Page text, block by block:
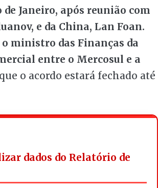
Janeiro, após reunião com
e da China, Lan Foan.
ministro das Finanças da
entre o Mercosul e a
o acordo estará fechado até
dados do Relatório de